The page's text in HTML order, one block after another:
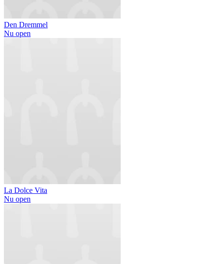
Den Dremmel
Nu open
La Dolce Vita
Nu open